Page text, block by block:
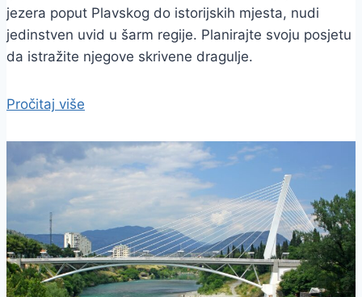
jezera poput Plavskog do istorijskih mjesta, nudi
jedinstven uvid u šarm regije. Planirajte svoju posjetu
da istražite njegove skrivene dragulje.
Pročitaj više